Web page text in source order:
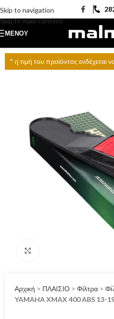
Skip to navigation
Skip to main content
ΜΕΝΟΎ
* η τιμή του προϊόντος ενδέχεται
Αρχική > ΠΛΑΙΣΙΟ > Φίλτρα >
YAMAHA XMAX 400 ABS 13-